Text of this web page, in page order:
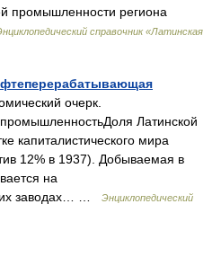
промышленности региона
справочник «Латинская
очерк.
Латинской
капиталистического мира
12% в 1937). Добываемая в
на
заводах… …
Энциклопедический